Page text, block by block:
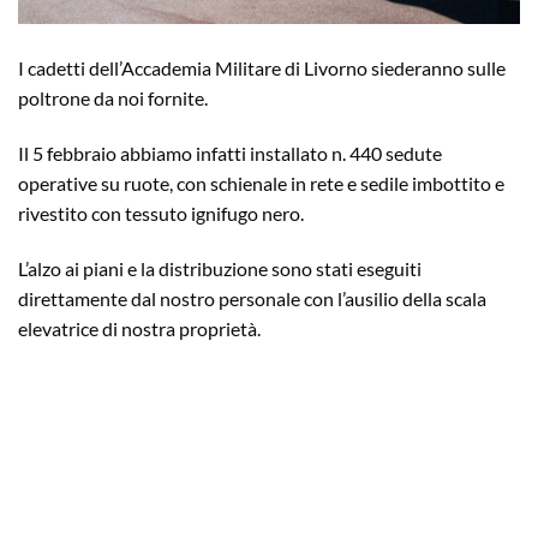
I cadetti dell’Accademia Militare di Livorno siederanno sulle
poltrone da noi fornite.
Il 5 febbraio abbiamo infatti installato n. 440 sedute
operative su ruote, con schienale in rete e sedile imbottito e
rivestito con tessuto ignifugo nero.
L’alzo ai piani e la distribuzione sono stati eseguiti
direttamente dal nostro personale con l’ausilio della scala
elevatrice di nostra proprietà.